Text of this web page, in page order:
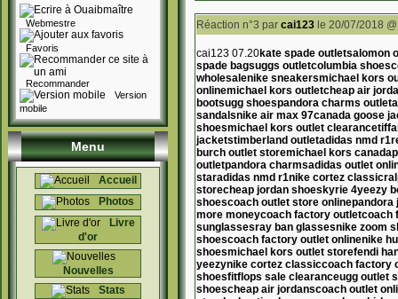
Webmestre
Favoris
Recommander
Version
mobile
Menu
Accueil
Photos
Livre
d'or
Nouvelles
Stats
Réaction n°3 par cai123 le 20/07/2018
cai123 07.20kate spade outletsalomon
spade bagsuggs outletcolumbia shoes
wholesalenike sneakersmichael kors
onlinemichael kors outletcheap air
bootsugg shoespandora charms outlet
sandalsnike air max 97canada goose
shoesmichael kors outlet clearance
jacketstimberland outletadidas nmd r1
burch outlet storemichael kors canada
outletpandora charmsadidas outlet
staradidas nmd r1nike cortez classic
storecheap jordan shoes kyrie 4yeezy
shoescoach outlet store onlinepandora
more moneycoach factory outletcoach
sunglassesray ban glassesnike zoom
shoescoach factory outlet onlinenike
shoesmichael kors outlet storefendi
yeezynike cortez classiccoach factory
shoesfitflops sale clearanceugg outlet
shoescheap air jordanscoach outlet